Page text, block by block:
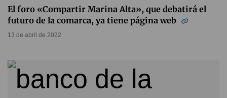
El foro «Compartir Marina Alta», que debatirá el
futuro de la comarca, ya tiene página web
13 de abril de 2022